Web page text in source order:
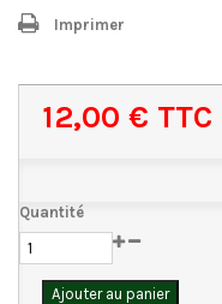
Imprimer
12,00 € TTC
Quantité
Ajouter au panier